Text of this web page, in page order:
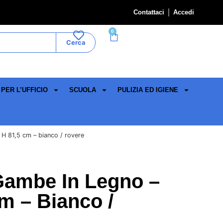
Contattaci Accedi
Cerca
0
L’UFFICIO SCUOLA PULIZIA ED IGIENE
81,5 cm – bianco / rovere
In Legno –
– Bianco /